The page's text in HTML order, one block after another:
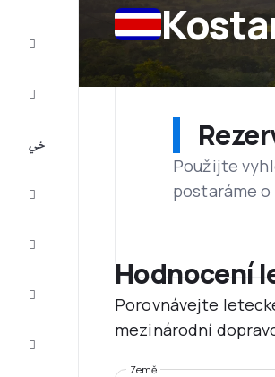
Použijte
postaráme
Hodnocení
Porovnávejte
mezinárodní
Země